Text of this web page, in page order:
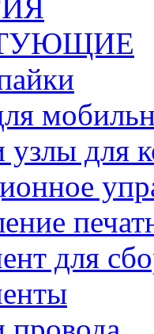
узлы для
для